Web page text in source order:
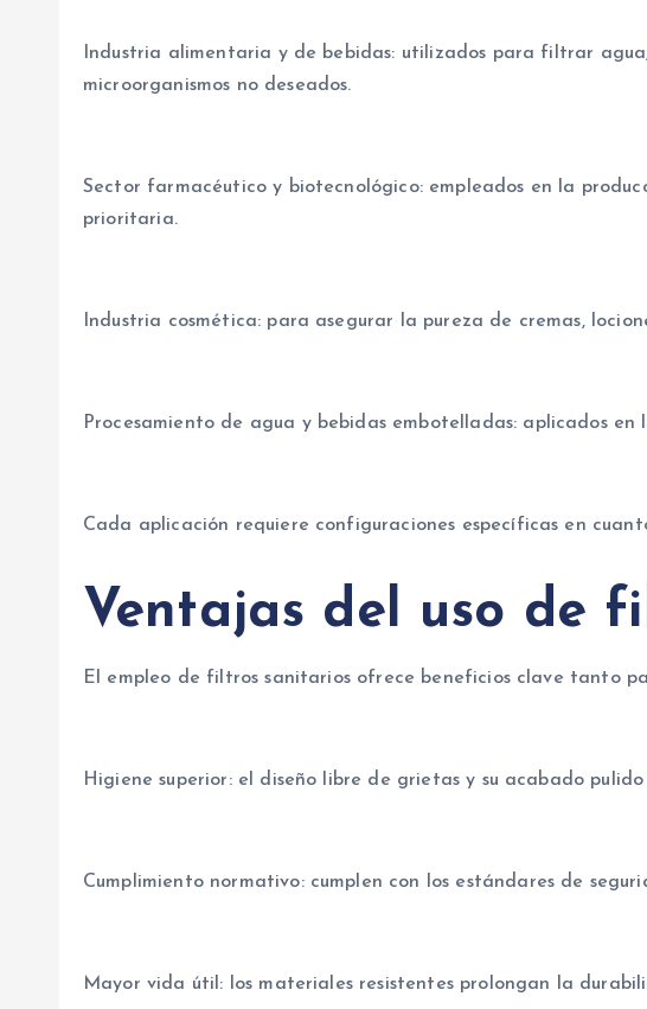
Industria alimentaria y de bebidas: utilizados para filtrar
microorganismos no deseados.
Sector farmacéutico y biotecnológico: empleados en la
prioritaria.
Industria cosmética: para asegurar la pureza de cremas,
Procesamiento de agua y bebidas embotelladas: aplicados
Cada aplicación requiere configuraciones específicas en
Ventajas del uso de
El empleo de filtros sanitarios ofrece beneficios clave tanto
Higiene superior: el diseño libre de grietas y su acabado
Cumplimiento normativo: cumplen con los estándares de
Mayor vida útil: los materiales resistentes prolongan la